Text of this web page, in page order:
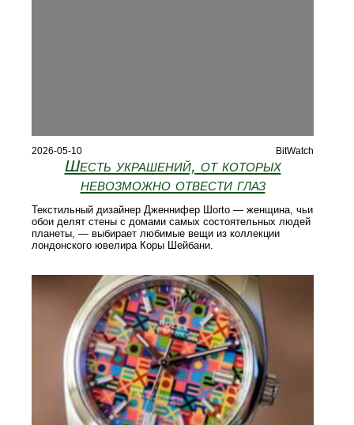
2026-05-10 BitWatch
Шесть украшений, от которых
невозможно отвести глаз
Текстильный дизайнер Дженнифер Шorto — женщина, чьи
обои делят стены с домами самых состоятельных людей
планеты, — выбирает любимые вещи из коллекции
лондонского ювелира Коры Шейбани.